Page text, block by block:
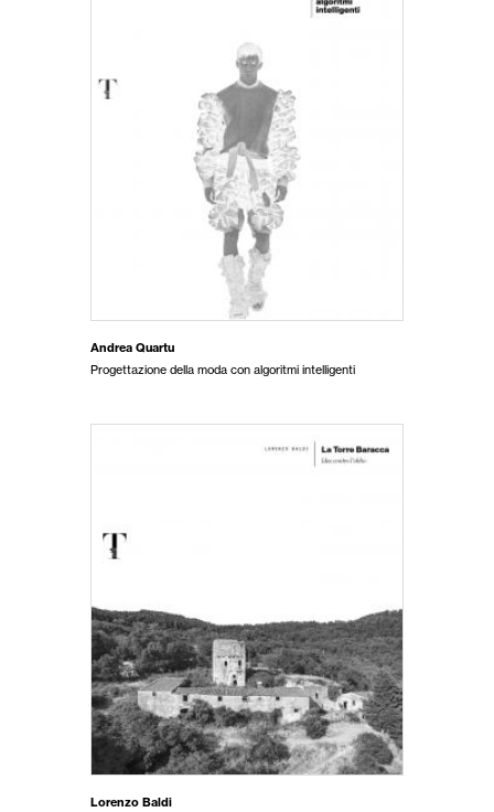
Andrea Quartu
Progettazione della moda con algoritmi intelligenti
Lorenzo Baldi